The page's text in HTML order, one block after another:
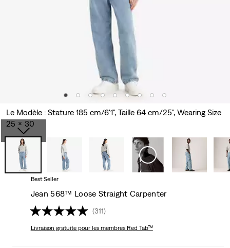
Le Modèle : Stature 185 cm/6'1", Taille 64 cm/25", Wearing Size
25 x 30
Best Seller
Jean 568™ Loose Straight Carpenter
(311)
Livraison gratuitepour les membres Red Tab™